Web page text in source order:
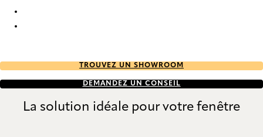
TROUVEZ UN SHOWROOM
DEMANDEZ UN CONSEIL
La solution idéale pour votre fenêtre